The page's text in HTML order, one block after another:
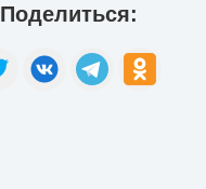
Поделиться: